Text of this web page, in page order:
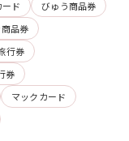
ド
びゅう商品券
品券
行券
券
マックカード